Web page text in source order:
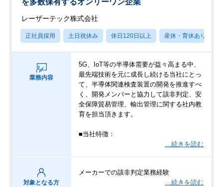
を多数保有するオンリーワン企業
レーザーテック株式会社
正社員採用 土日祝休み 休日120日以上 産休・育休あり
業務内容
5G、IoT等の半導体需要が益々高まる中、
最先端技術を元に成長し続ける当社にとっ
て、半導体関連検査装置の開発を推進すべ
く、開発メンバーと協力して該非判定、安
全保障貿易管理、輸出管理に関する社内教
育を担当頂きます。
■当社特徴：
…続きを読む
対象となる方
メーカーでの該非判定業務経験
…続きを読む